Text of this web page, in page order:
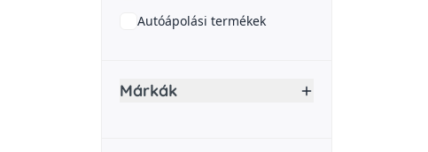
Autóápolási termékek
Márkák